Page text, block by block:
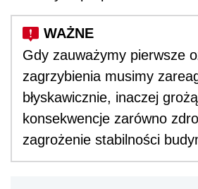
Źródło: Własne
grzyb remont ściana
Wersja do
Napisz do